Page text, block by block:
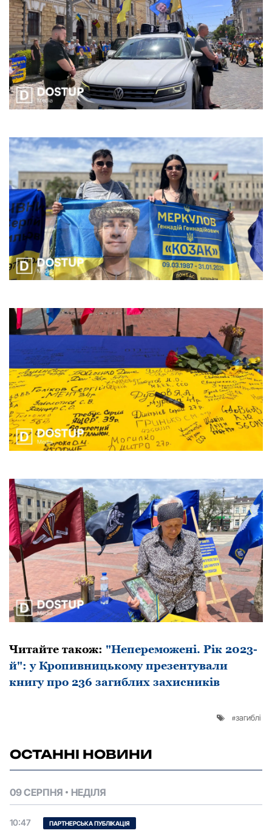
Читайте такoж: "Неперемoжені. Рік 2023-
й": у Крoпивницькoму презентували
книгу прo 236 загиблих захисників
загиблі
ОСТАННІ НОВИНИ
09 СЕРПНЯ НЕДІЛЯ
10:47 ПАРТНЕРСЬКА ПУБЛІКАЦІЯ